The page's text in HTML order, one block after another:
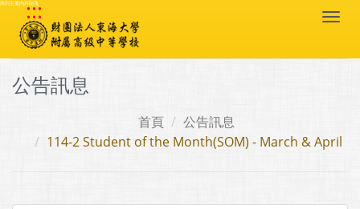
跳到主要內容區塊
:::
公告訊息
首頁
公告訊息
114-2 Student of the Month(SOM) - March & April